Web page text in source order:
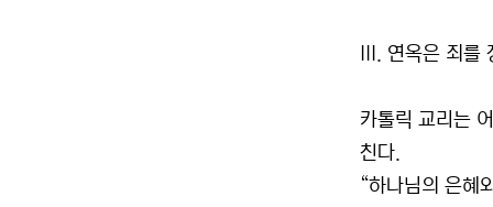
III. 연옥은 죄
카톨릭 교리는
친다.
“하나님의 은혜